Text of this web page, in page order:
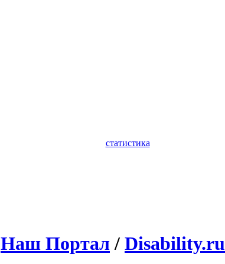
статистика
Наш Портал / Disability.ru